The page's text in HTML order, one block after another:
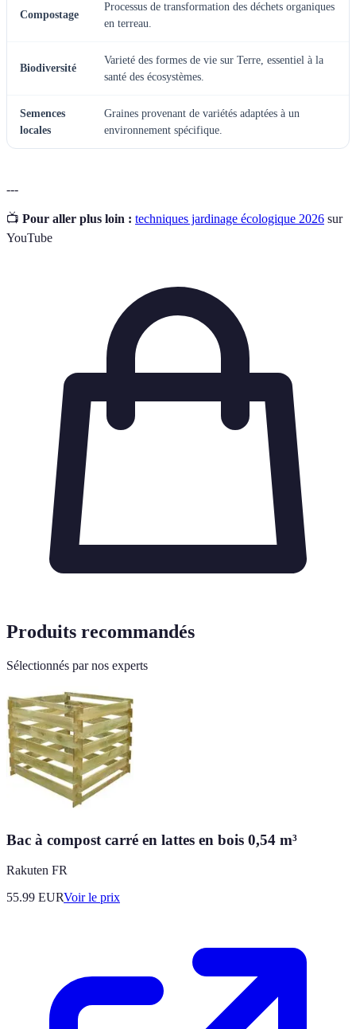
Compostage
Processus de transformation des déchets organiques
en terreau.
Biodiversité
Varieté des formes de vie sur Terre, essentiel à la
santé des écosystèmes.
Semences
locales
Graines provenant de variétés adaptées à un
environnement spécifique.
---
📺 Pour aller plus loin : techniques jardinage écologique 2026 sur
YouTube
Produits recommandés
Sélectionnés par nos experts
Bac à compost carré en lattes en bois 0,54 m³
Rakuten FR
55.99 EURVoir le prix